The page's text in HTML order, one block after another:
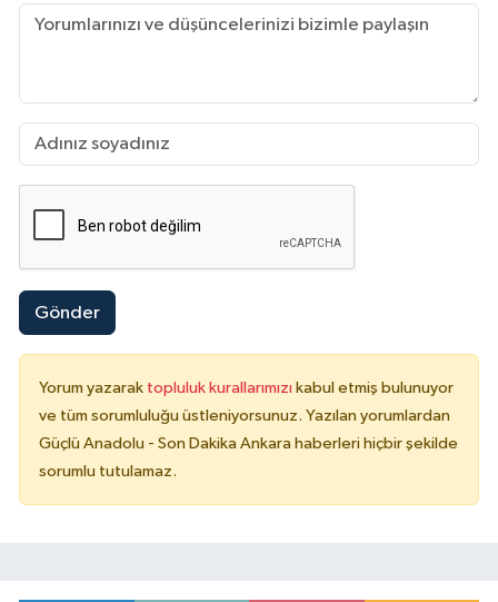
Gönder
Yorum yazarak topluluk kurallarımızı kabul etmiş bulunuyor
ve tüm sorumluluğu üstleniyorsunuz. Yazılan yorumlardan
Güçlü Anadolu - Son Dakika Ankara haberleri hiçbir şekilde
sorumlu tutulamaz.